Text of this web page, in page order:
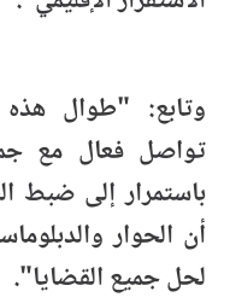
وتابع: "طوال هذه
تواصل فعال مع
باستمرار إلى ضبط
أن الحوار
لحل جميع القضايا".